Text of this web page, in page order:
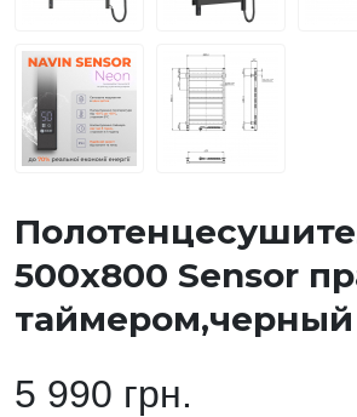
500х800 Sensor
таймером,черный
5 990 грн.